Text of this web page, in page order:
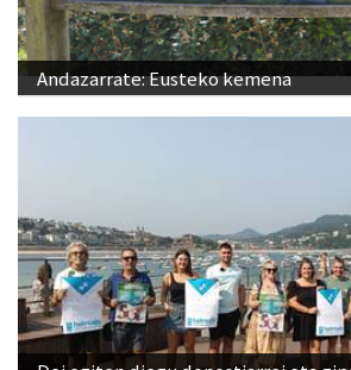
Andazarrate: Eusteko kemena